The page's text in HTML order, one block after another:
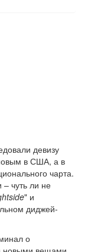
девизу
в США, а в
чарта.
– чуть ли не
" и
диджей-
о